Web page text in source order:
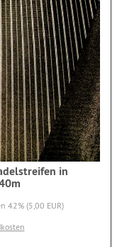
in
42% (5,00 EUR)